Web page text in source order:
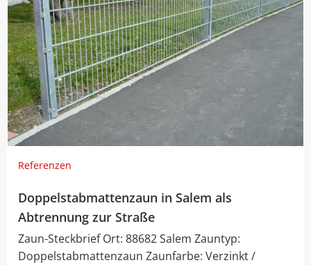
Referenzen
Doppelstabmattenzaun in Salem als
Abtrennung zur Straße
Zaun-Steckbrief Ort: 88682 Salem Zauntyp:
Doppelstabmattenzaun Zaunfarbe: Verzinkt /